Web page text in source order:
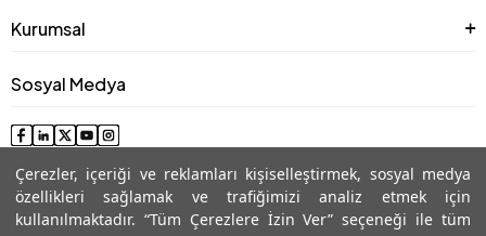
Çerezler, içeriği ve reklamları kişiselleştirmek, sosyal medya
özellikleri sağlamak ve trafiğimizi analiz etmek için
kullanılmaktadır. “Tüm Çerezlere İzin Ver” seçeneği ile tüm
Kurumsal
Sosyal Medya